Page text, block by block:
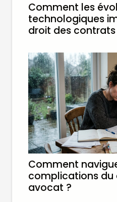
Comment les
technologiques
droit des contrats
Comment
complications du
avocat ?